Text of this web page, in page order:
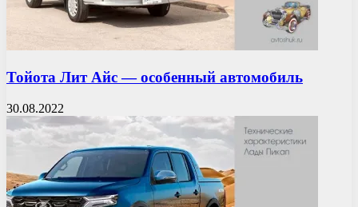
Тойота Лит Айс — особенный автомобиль
30.08.2022